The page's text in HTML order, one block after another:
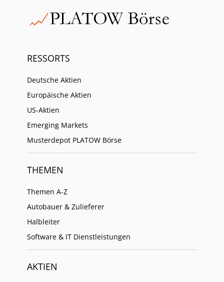
RESSORTS
Deutsche Aktien
Europäische Aktien
US-Aktien
Emerging Markets
Musterdepot PLATOW Börse
THEMEN
Themen A-Z
Autobauer & Zulieferer
Halbleiter
Software & IT Dienstleistungen
AKTIEN